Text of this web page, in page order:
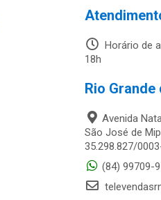
Horário de
18h
Rio Grande
Avenida
São José de
35.298.827/
(84) 99709-